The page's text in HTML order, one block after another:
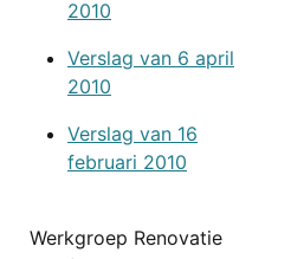
2010
Verslag van 6 april
2010
Verslag van 16
februari 2010
Werkgroep Renovatie